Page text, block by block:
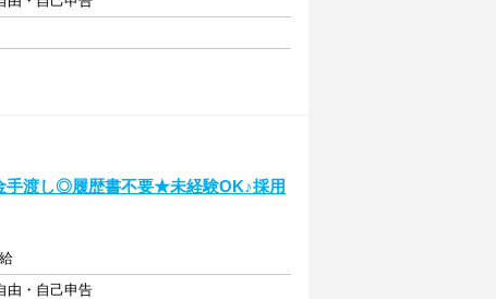
手渡し◎履歴書不要★未経験OK♪採用
由・自己申告